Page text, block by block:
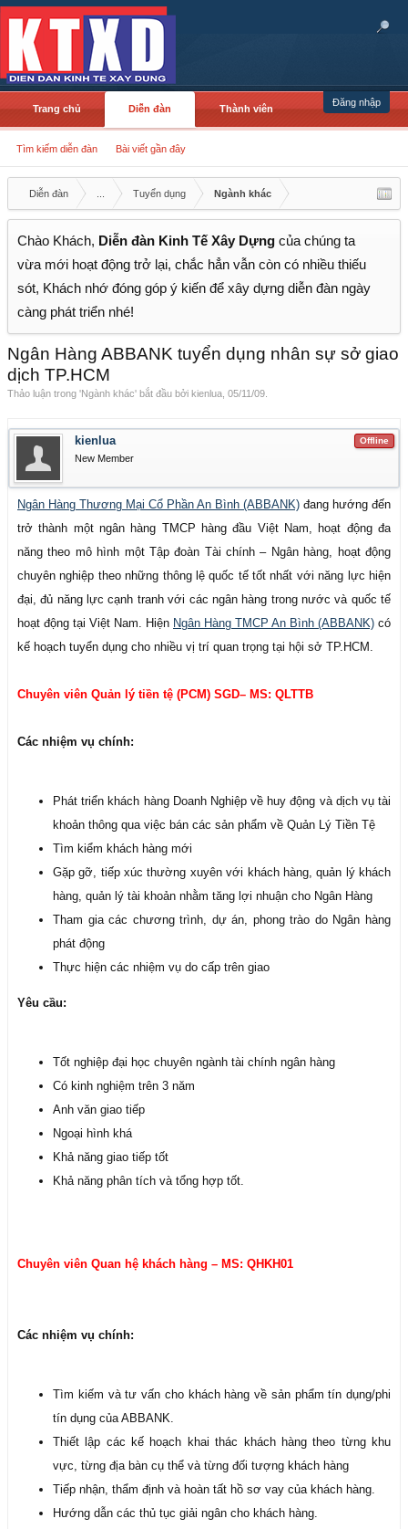
Đăng nhập
Trang chủ Diễn đàn
Tìm kiếm diễn đàn Bài viết gần đây
Thành viên
Diễn đàn Tuyển dụng Ngành khác
Chào Khách, Diễn đàn Kinh Tế Xây Dựng của chúng ta
vừa mới hoạt động trở lại, chắc hẳn vẫn còn có nhiều thiếu
sót, Khách nhớ đóng góp ý kiến để xây dựng diễn đàn ngày
càng phát triển nhé!
Ngân Hàng ABBANK tuyển dụng nhân sự sở giao
dịch TP.HCM
Thảo luận trong 'Ngành khác' bắt đầu bởi kienlua 05/11/09
Offline
kienlua
New Member
Ngân Hàng Thương Mại Cổ Phần An Bình (ABBANK) đang hướng đến
trở thành một ngân hàng TMCP hàng đầu Việt Nam, hoạt động đa
năng theo mô hình một Tập đoàn Tài chính – Ngân hàng, hoạt động
chuyên nghiệp theo những thông lệ quốc tế tốt nhất với năng lực hiện
đại, đủ năng lực cạnh tranh với các ngân hàng trong nước và quốc tế
hoạt động tại Việt Nam. Hiện Ngân Hàng TMCP An Bình (ABBANK) có
kế hoạch tuyển dụng cho nhiều vị trí quan trọng tại hội sở TP.HCM.
Chuyên viên Quản lý tiền tệ (PCM) SGD– MS: QLTTB
Các nhiệm vụ chính:
Phát triển khách hàng Doanh Nghiệp về huy động và dịch vụ tài
khoản thông qua việc bán các sản phẩm về Quản Lý Tiền Tệ
Tìm kiểm khách hàng mới
Gặp gỡ, tiếp xúc thường xuyên với khách hàng, quản lý khách
hàng, quản lý tài khoản nhằm tăng lợi nhuận cho Ngân Hàng
Tham gia các chương trình, dự án, phong trào do Ngân hàng
phát động
Thực hiện các nhiệm vụ do cấp trên giao
Yêu cầu:
Tốt nghiệp đại học chuyên ngành tài chính ngân hàng
Có kinh nghiệm trên 3 năm
Anh văn giao tiếp
Ngoại hình khá
Khả năng giao tiếp tốt
Khả năng phân tích và tổng hợp tốt.
Chuyên viên Quan hệ khách hàng – MS: QHKH01
Các nhiệm vụ chính:
Tìm kiếm và tư vấn cho khách hàng về sản phẩm tín dụng/phi
tín dụng của ABBANK.
Thiết lập các kế hoạch khai thác khách hàng theo từng khu
vực, từng địa bàn cụ thể và từng đối tượng khách hàng
Tiếp nhận, thẩm định và hoàn tất hồ sơ vay của khách hàng.
Hướng dẫn các thủ tục giải ngân cho khách hàng.